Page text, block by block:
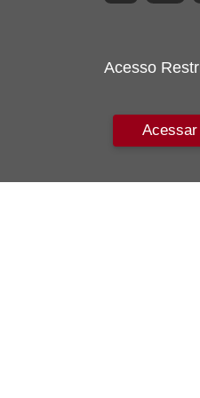
Acesso
Acessar